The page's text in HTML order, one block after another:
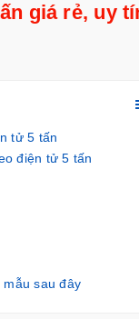
giá rẻ, uy
tử 5 tấn
điện tử 5 tấn
sau đây